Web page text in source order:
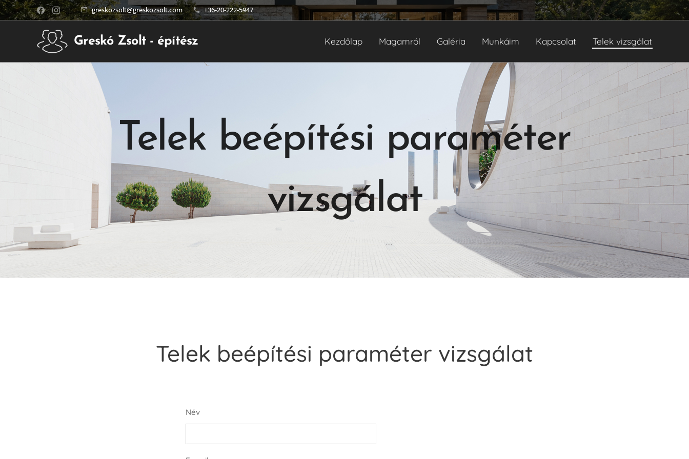
greskozsolt@greskozsolt.com +36-20-222-5947
Greskó Zsolt - építész Kezdőlap Magamról Galéria Munkáim Kapcsolat Telek vizsgálat
Telek beépítési paraméter
vizsgálat
Telek beépítési paraméter vizsgálat
Név